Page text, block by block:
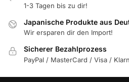
1-3 Tagen bis zu dir!
Japanische Produkte aus
Wir ersparen dir den Import!
Sicherer Bezahlprozess
PayPal / MasterCard / Visa /